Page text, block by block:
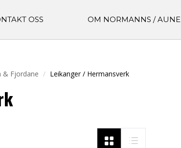
OSS OM NORMANNS / AUNE
& Fjordane Leikanger / Hermansverk